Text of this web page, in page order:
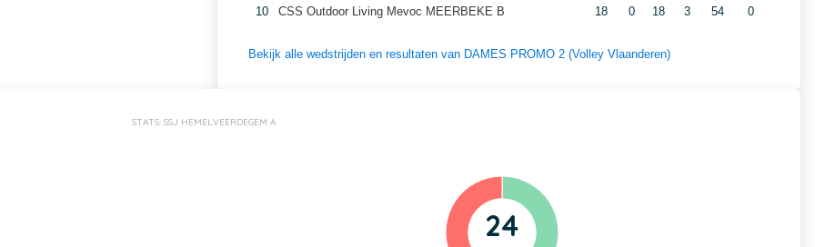
10 CSS Outdoor Living Mevoc MEERBEKE B 18 0 18 3 54 0
Bekijk alle wedstrijden en resultaten van DAMES PROMO 2 (Volley Vlaanderen)
STATS: SSJ HEMELVEERDEGEM A
24